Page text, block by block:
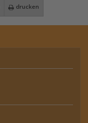
drucken